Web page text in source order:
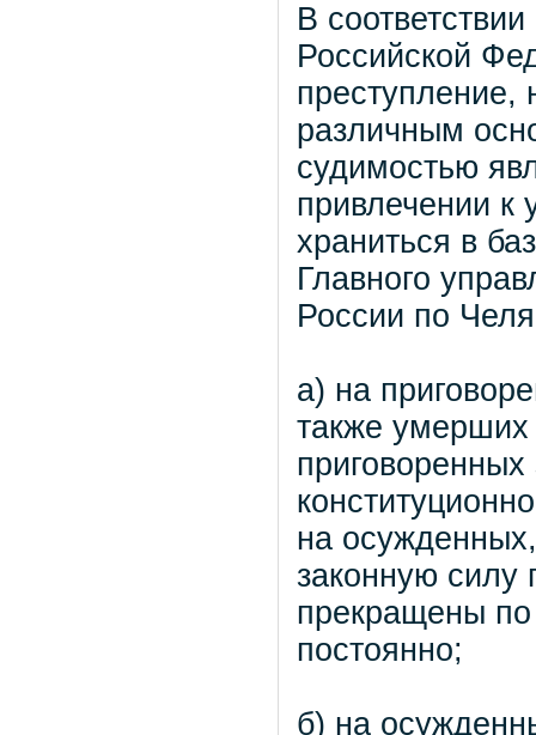
В
Российской
преступление,
различным
судимостью
привлечении к
храниться в
Главного
России по
а) на
также
на
законную силу
прекращены
постоянно;
б) на